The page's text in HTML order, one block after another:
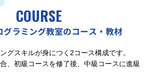
COURSE
グラミング教室のコース・教材
グスキルが身につく2コース構成です。
、初級コースを修了後、中級コースに進級